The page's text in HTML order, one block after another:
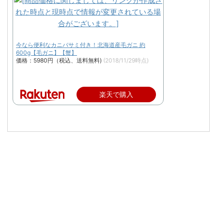
今なら便利なカニバサミ付き！北海道産毛ガニ 約
600g【毛ガニ】【蟹】
価格：5980円（税込、送料無料) (2018/11/29時点)
楽天で購入